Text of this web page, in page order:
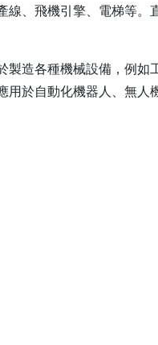
、飛機引擎、電梯等
造各種機械設備，例
於自動化機器人、無